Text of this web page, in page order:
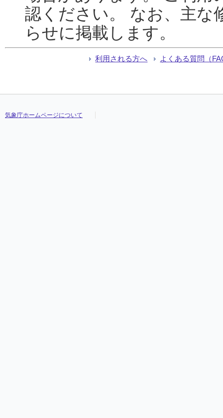
認ください。 なお、主な
らせに掲載します。
利用される方へ よくある質問（
気象庁ホームページについて